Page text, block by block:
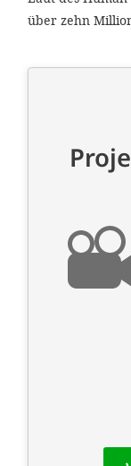
über zehn